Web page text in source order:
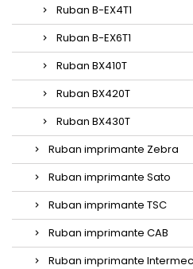
Ruban B-EX4T1
Ruban B-EX6T1
Ruban BX410T
Ruban BX420T
Ruban BX430T
Ruban imprimante Zebra
Ruban imprimante Sato
Ruban imprimante TSC
Ruban imprimante CAB
Ruban imprimante Intermec